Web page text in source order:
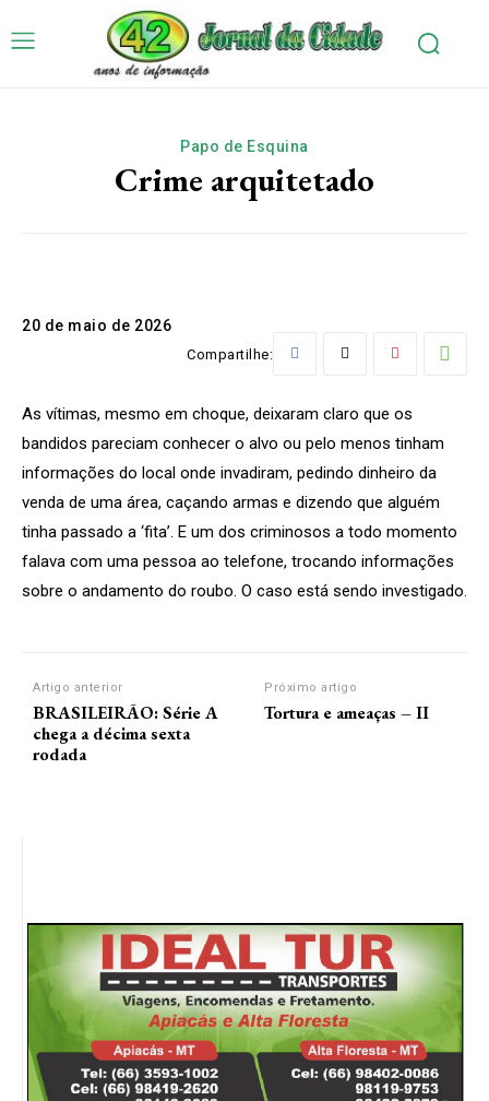
Papo de Esquina
Crime arquitetado
20 de maio de 2026
Compartilhe:
As vítimas, mesmo em choque, deixaram claro que os
bandidos pareciam conhecer o alvo ou pelo menos tinham
informações do local onde invadiram, pedindo dinheiro da
venda de uma área, caçando armas e dizendo que alguém
tinha passado a ‘fita’. E um dos criminosos a todo momento
falava com uma pessoa ao telefone, trocando informações
sobre o andamento do roubo. O caso está sendo investigado.
Artigo anterior
BRASILEIRÃO: Série A
chega a décima sexta
rodada
Próximo artigo
Tortura e ameaças – II